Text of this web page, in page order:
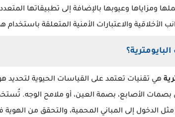
ومزاياها وعيوبها بالإضافة إلى تطبيقاتها
الأخلاقية والاعتبارات الأمنية المتعلقة باستخدام
هي تقنيات تعتمد على القياسات الحيوية
الأصابع، بصمة العين، أو ملامح الوجه.
مثل الدخول إلى المباني المحمية، والتحقق من